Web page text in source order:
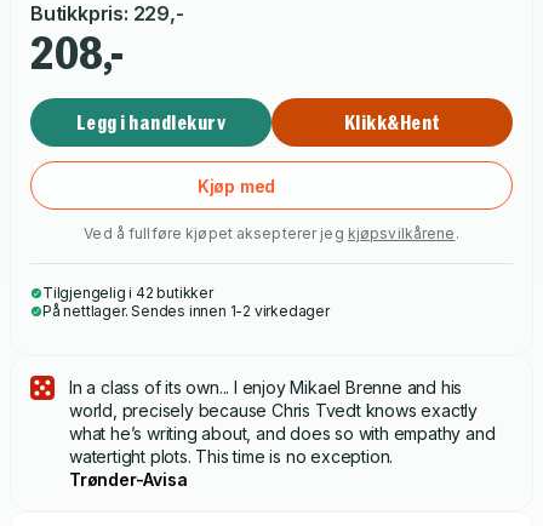
Butikkpris: 229,-
208,-
Legg i handlekurv Klikk&Hent
Kjøp med
Ved å fullføre kjøpet aksepterer jeg kjøpsvilkårene .
Tilgjengelig i 42 butikker
På nettlager. Sendes innen 1-2 virkedager
In a class of its own... I enjoy Mikael Brenne and his
world, precisely because Chris Tvedt knows exactly
what he’s writing about, and does so with empathy and
watertight plots. This time is no exception.
Trønder-Avisa